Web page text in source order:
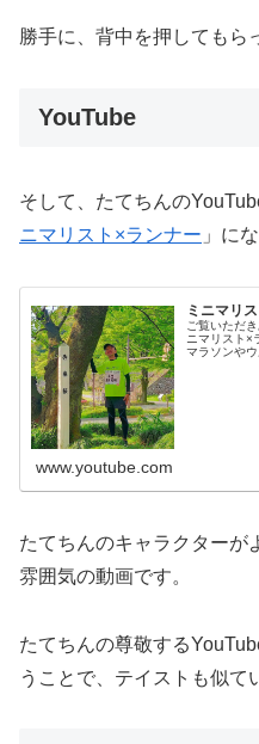
勝手に、背中を押してもら
YouTube
そして、たてちんの
ニマリスト×ランナー 」に
ミニマリ
ご覧いただ
ニマリスト×
マラソンや
www.youtube.com
たてちんのキャラクターが
雰囲気の動画です。
たてちんの尊敬する
うことで、テイストも似て